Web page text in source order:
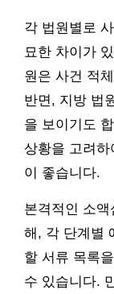
각 법원별로
묘한 차이가
원은 사건 적
반면, 지방 법
을 보이기도
상황을 고려
이 좋습니다.
본격적인 소
해, 각 단계별
할 서류 목록
수 있습니다.